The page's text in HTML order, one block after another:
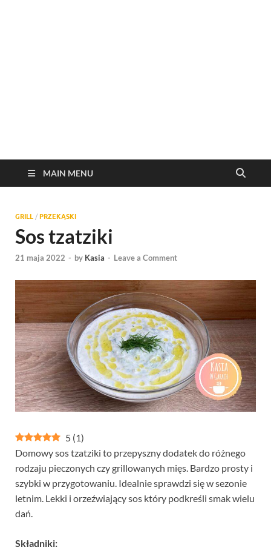
MAIN MENU
GRILL / PRZEKĄSKI
Sos tzatziki
21 maja 2022 - by Kasia - Leave a Comment
5 (1)
Domowy sos tzatziki to przepyszny dodatek do różnego
rodzaju pieczonych czy grillowanych mięs. Bardzo prosty i
szybki w przygotowaniu. Idealnie sprawdzi się w sezonie
letnim. Lekki i orzeźwiający sos który podkreśli smak wielu
dań.
Składniki: